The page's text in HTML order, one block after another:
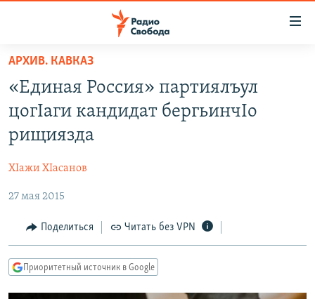
упрощенного
доступа
Вернуться
основному
Вернутся
навигации
Вернутся
поиску
ПОДКАСТЫ
МНЕНИЯ
КУЛЬТУРА
IDEL.РЕАЛИИ
СЕВЕР.РЕАЛИИ
АРХИВ. КАВКАЗ
«Единая Россия» партиялъул
цогIаги кандидат бергьинчIо
рищиязда
ХIажи ХIасанов
27 мая 2015
Поделиться Читать без VPN
Приоритетный источник в Google